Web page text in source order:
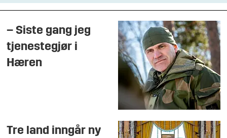
– Siste gang jeg
tjenestegjør i
Hæren
Tre land inngår ny